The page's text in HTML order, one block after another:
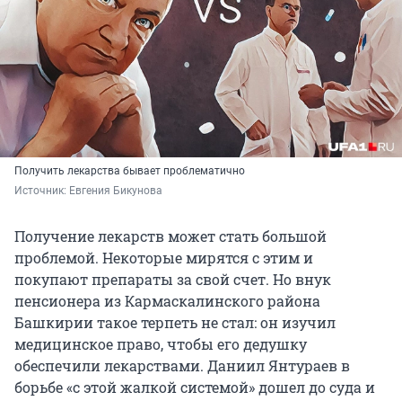
Получить лекарства бывает проблематично
Источник: Евгения Бикунова
Получение лекарств может стать большой
проблемой. Некоторые мирятся с этим и
покупают препараты за свой счет. Но внук
пенсионера из Кармаскалинского района
Башкирии такое терпеть не стал: он изучил
медицинское право, чтобы его дедушку
обеспечили лекарствами. Даниил Янтураев в
борьбе «с этой жалкой системой» дошел до суда и